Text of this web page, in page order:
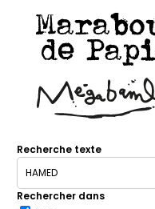
de
Recherche texte
Rechercher dans